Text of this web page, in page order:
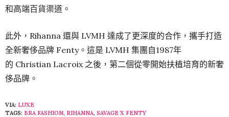
和高端百貨渠道。
此外，Rihanna 還與 LVMH 達成了更深度的合作，攜手打造
全新奢侈品牌 Fenty。這是 LVMH 集團自1987年
的 Christian Lacroix 之後，第二個從零開始扶植培育的新奢
侈品牌。
VIA: LUXE
TAGS: BRA FASHION, RIHANNA, SAVAGE X FENTY